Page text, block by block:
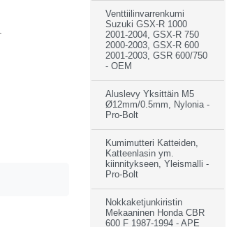
Venttiilinvarrenkumi
Suzuki GSX-R 1000
2001-2004, GSX-R 750
2000-2003, GSX-R 600
2001-2003, GSR 600/750
- OEM
Aluslevy Yksittäin M5
Ø12mm/0.5mm, Nylonia -
Pro-Bolt
Kumimutteri Katteiden,
Katteenlasin ym.
kiinnitykseen, Yleismalli -
Pro-Bolt
Nokkaketjunkiristin
Mekaaninen Honda CBR
600 F 1987-1994 - APE